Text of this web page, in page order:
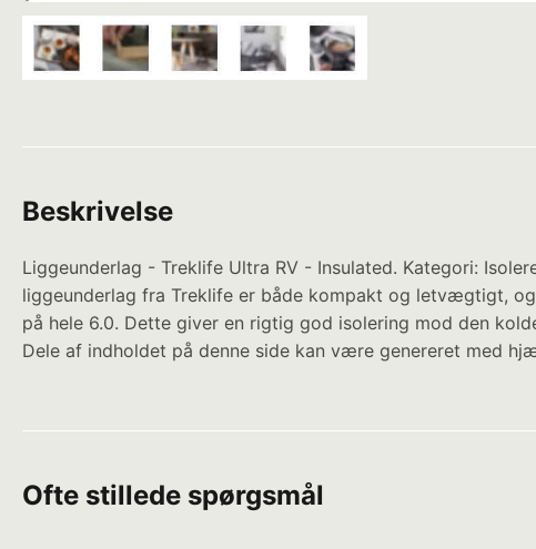
Beskrivelse
Liggeunderlag - Treklife Ultra RV - Insulated. Kategori:
liggeunderlag fra Treklife er både kompakt og letvægtigt,
på hele 6.0. Dette giver en rigtig god isolering mod den
Dele af indholdet på denne side kan være genereret med
Ofte stillede spørgsmål